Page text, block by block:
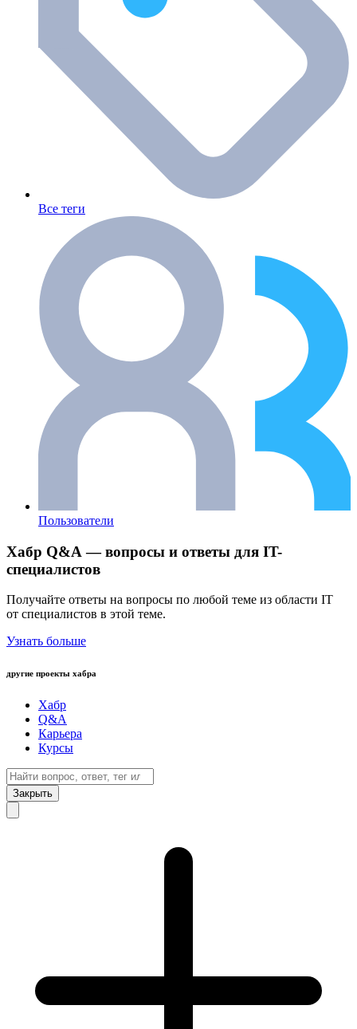
Все теги
Пользователи
Хабр Q&A — вопросы и ответы для IT-
специалистов
Получайте ответы на вопросы по любой теме из области IT
от специалистов в этой теме.
Узнать больше
другие проекты хабра
Хабр
Q&A
Карьера
Курсы
Закрыть